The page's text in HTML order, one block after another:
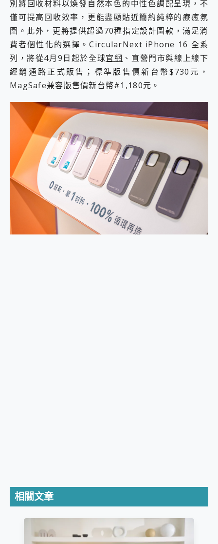
別將回收材料以煥發自然本色的中性色調配呈現，不
僅可提高回收效率，更能盡顯貼近簡約純粹的療癒氛
圍。此外，更將提供超過70種指定設計圖款，︁滿足消
費者個性化的選擇。CircularNext iPhone 16 全系
列，將從4月9日起於全球官網 、直營門市與線上線下
經銷通路正式販售；標準版售價新台幣$730元，
MagSafe兼容版售價新台幣#1,180元。
相關文章